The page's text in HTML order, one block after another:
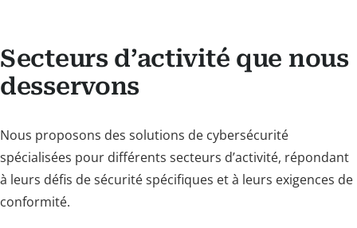
Secteurs d’activité que nous
desservons
Nous proposons des solutions de cybersécurité
spécialisées pour différents secteurs d’activité, répondant
à leurs défis de sécurité spécifiques et à leurs exigences de
conformité.